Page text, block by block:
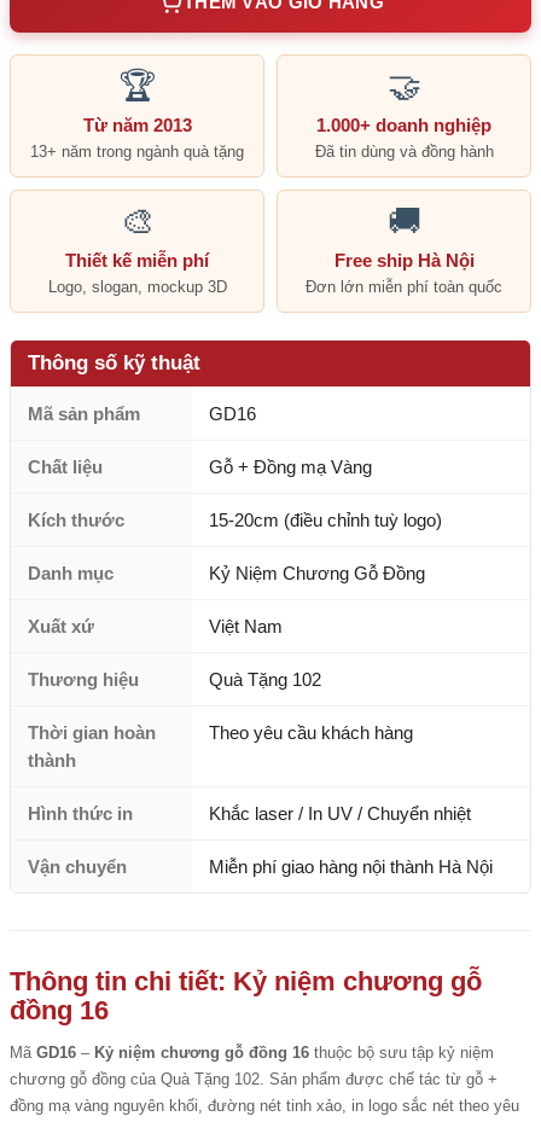
🏆
Từ năm 2013
13+ năm trong ngành quà tặng
🤝
1.000+ doanh nghiệp
Đã tin dùng và đồng hành
🎨
Thiết kế miễn phí
Logo, slogan, mockup 3D
🚚
Free ship Hà Nội
Đơn lớn miễn phí toàn quốc
Thông số kỹ thuật
Mã sản phẩm GD16
Chất liệu Gỗ + Đồng mạ Vàng
Kích thước 15-20cm (điều chỉnh tuỳ logo)
Danh mục Kỷ Niệm Chương Gỗ Đồng
Xuất xứ Việt Nam
Thương hiệu Quà Tặng 102
Thời gian hoàn
thành
Theo yêu cầu khách hàng
Hình thức in Khắc laser / In UV / Chuyển nhiệt
Vận chuyển Miễn phí giao hàng nội thành Hà Nội
Thông tin chi tiết: Kỷ niệm chương gỗ
đồng 16
Mã GD16 – Kỷ niệm chương gỗ đồng 16 thuộc bộ sưu tập kỷ niệm
chương gỗ đồng của Quà Tặng 102. Sản phẩm được chế tác từ gỗ +
đồng mạ vàng nguyên khối, đường nét tinh xảo, in logo sắc nét theo yêu